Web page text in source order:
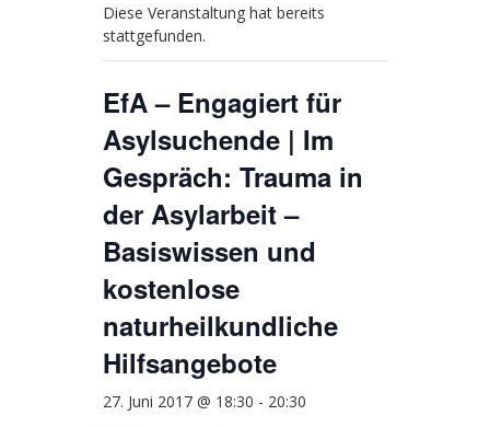
Diese Veranstaltung hat bereits
stattgefunden.
EfA – Engagiert für
Asylsuchende | Im
Gespräch: Trauma in
der Asylarbeit –
Basiswissen und
kostenlose
naturheilkundliche
Hilfsangebote
27. Juni 2017 @ 18:30 - 20:30